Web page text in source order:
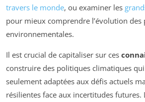
travers le monde, ou examiner les
pour mieux comprendre l’évolution des
environnementales.
Il est crucial de capitaliser sur ces
construire des politiques climatiques
seulement adaptées aux défis actuels
résilientes face aux incertitudes futures.